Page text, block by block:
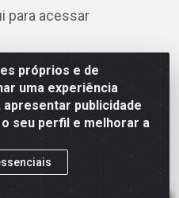
próprios e de
uma experiência
publicidade
seu perfil e melhorar a
para acessar
de Souza Leite, 265 -
AL - CEP 57.442-000 -
0001-06